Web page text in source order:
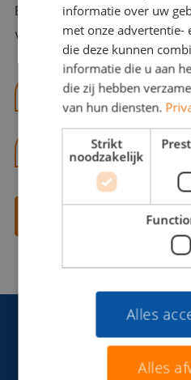
Bel of mail Benno met al
voor je klaar en helpt je
benno@viajou.nl
06 13 28 62 71
Contact
informatie over uw
met onze advertentie-
die deze kunnen
informatie die u aan
die zij hebben
van hun diensten.
Strikt
noodzakelijk
Alles
Alles